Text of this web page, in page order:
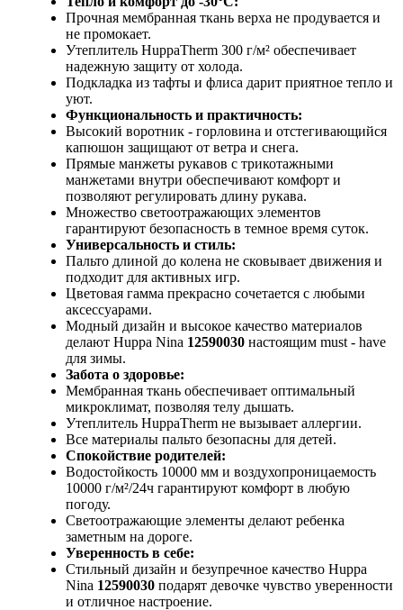
Прочная мембранная ткань верха не продувается и
не промокает.
Утеплитель HuppaTherm 300 г/м² обеспечивает
надежную защиту от холода.
Подкладка из тафты и флиса дарит приятное тепло и
уют.
Функциональность и практичность:
Высокий воротник - горловина и отстегивающийся
капюшон защищают от ветра и снега.
Прямые манжеты рукавов с трикотажными
манжетами внутри обеспечивают комфорт и
позволяют регулировать длину рукава.
Множество светоотражающих элементов
гарантируют безопасность в темное время суток.
Универсальность и стиль:
Пальто длиной до колена не сковывает движения и
подходит для активных игр.
Цветовая гамма прекрасно сочетается с любыми
аксессуарами.
Модный дизайн и высокое качество материалов
делают Huppa Nina 12590030 настоящим must - have
для зимы.
Забота о здоровье:
Мембранная ткань обеспечивает оптимальный
микроклимат, позволяя телу дышать.
Утеплитель HuppaTherm не вызывает аллергии.
Все материалы пальто безопасны для детей.
Спокойствие родителей:
Водостойкость 10000 мм и воздухопроницаемость
10000 г/м²/24ч гарантируют комфорт в любую
погоду.
Светоотражающие элементы делают ребенка
заметным на дороге.
Уверенность в себе:
Стильный дизайн и безупречное качество Huppa
Nina 12590030 подарят девочке чувство уверенности
и отличное настроение.